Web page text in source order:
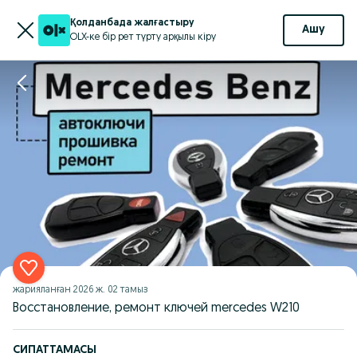
Қолданбада жалғастыру
OLX-ке бір рет түрту арқылы кіру
Ашу
жарияланған 2026 ж. 02 тамыз
Восстановление, ремонт ключей mercedes W210
СИПАТТАМАСЫ